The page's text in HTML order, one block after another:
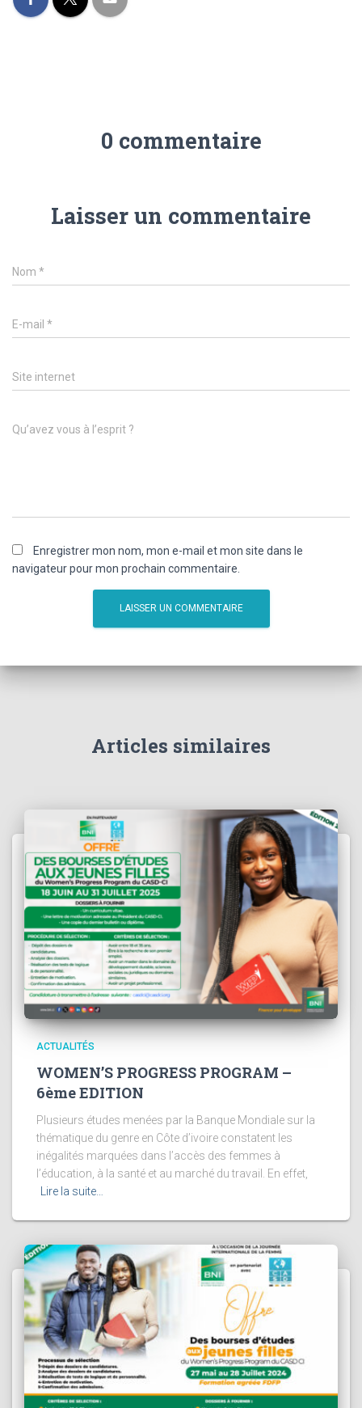
0 commentaire
Laisser un commentaire
Nom *
E-mail *
Site internet
Qu’avez vous à l’esprit ?
Enregistrer mon nom, mon e-mail et mon site dans le
navigateur pour mon prochain commentaire.
Articles similaires
ACTUALITÉS
WOMEN’S PROGRESS PROGRAM –
6ème EDITION
Plusieurs études menées par la Banque Mondiale sur la
thématique du genre en Côte d’ivoire constatent les
inégalités marquées dans l’accès des femmes à
l’éducation, à la santé et au marché du travail. En effet,
Lire la suite…